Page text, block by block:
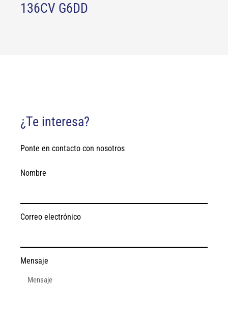
136CV G6DD
¿Te interesa?
Ponte en contacto con nosotros
Nombre
Correo electrónico
Mensaje